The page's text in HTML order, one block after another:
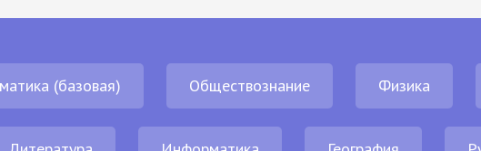
(базовая) Обществознание Физика